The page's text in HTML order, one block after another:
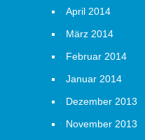
April 2014
März 2014
Februar 2014
Januar 2014
Dezember 2013
November 2013